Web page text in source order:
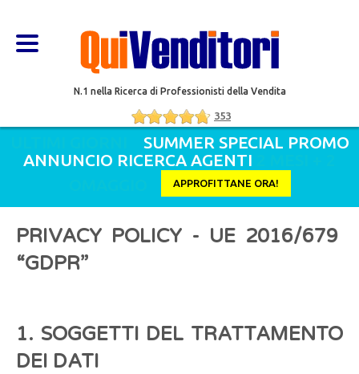
N.1 nella Ricerca di Professionisti della Vendita
353
SUMMER SPECIAL PROMO
ANNUNCIO RICERCA AGENTI
APPROFITTANE ORA!
PRIVACY POLICY - UE 2016/679
“GDPR”
1. SOGGETTI DEL TRATTAMENTO
DEI DATI